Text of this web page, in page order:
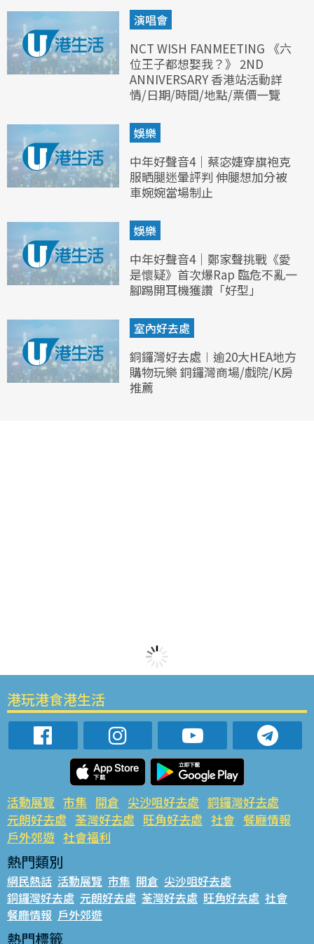
演唱會
NCT WISH FANMEETING 《六
位王子都想娶我？》 2ND
ANNIVERSARY 香港站活動詳
情/日期/時間/地點/票價一覽
娛樂
中年好聲音4｜蔡宓婕穿旗袍克
服晒腿迷暈評判 伸腿想加分被
車婉婉當場制止
娛樂
中年好聲音4｜鄭家聲挑戰《愛
是懷疑》首次爆Rap 臨危不亂一
腳踢開耳機獲讚「好型」
室內好去處
銅鑼灣好去處︱逾20大HEA地方
購物玩樂 銅鑼灣商場/戲院/K房
推薦
港玩港食港生活
活動展覽 市集 開倉 尖沙咀好去處 銅鑼灣好去處
元朗好去處 荃灣好去處 旺角好去處 社會 餐廳情報
戶外郊遊 社會福利
熱門類別
網民熱話 活動展覽 市集 開倉 尖沙咀好去處
銅鑼灣好去處 元朗好去處 荃灣好去處 旺角好去處 社會
餐廳情報 戶外郊遊
熱門標籤